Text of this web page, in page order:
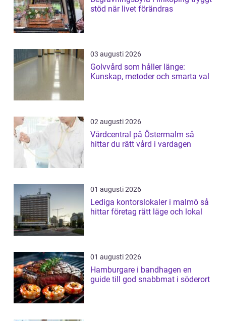
stöd när livet förändras
03 augusti 2026
Golvvård som håller länge:
Kunskap, metoder och smarta val
02 augusti 2026
Vårdcentral på Östermalm så
hittar du rätt vård i vardagen
01 augusti 2026
Lediga kontorslokaler i malmö så
hittar företag rätt läge och lokal
01 augusti 2026
Hamburgare i bandhagen en
guide till god snabbmat i söderort